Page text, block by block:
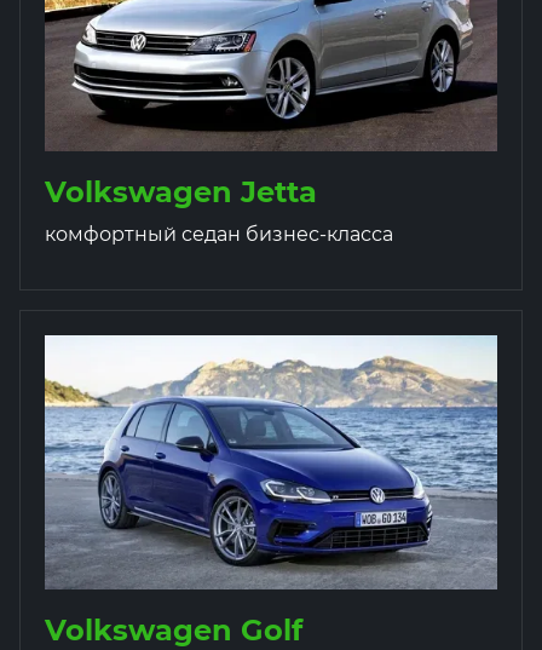
Volkswagen Jetta
комфортный седан бизнес-класса
Volkswagen Golf